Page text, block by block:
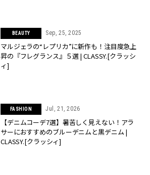
BEAUTY Sep, 25, 2025
マルジェラの“レプリカ”に新作も！注目度急上
昇の『フレグランス』５選 | CLASSY.[クラッシ
ィ]
FASHION Jul, 21, 2026
【デニムコーデ7選】暑苦しく見えない！アラ
サーにおすすめのブルーデニムと黒デニム |
CLASSY.[クラッシィ]